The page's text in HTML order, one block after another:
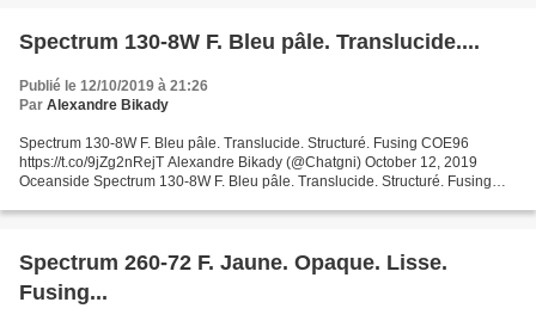
Spectrum 130-8W F. Bleu pâle. Translucide....
Publié le 12/10/2019 à 21:26
Par Alexandre Bikady
Spectrum 130-8W F. Bleu pâle. Translucide. Structuré. Fusing COE96
https://t.co/9jZg2nRejT Alexandre Bikady (@Chatgni) October 12, 2019
Oceanside Spectrum 130-8W F. Bleu pâle. Translucide. Structuré. Fusing
Spectrum 260-72 F. Jaune. Opaque. Lisse.
Fusing...